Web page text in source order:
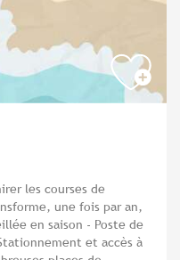
les courses de
une fois par an,
en saison - Poste de
et accès à